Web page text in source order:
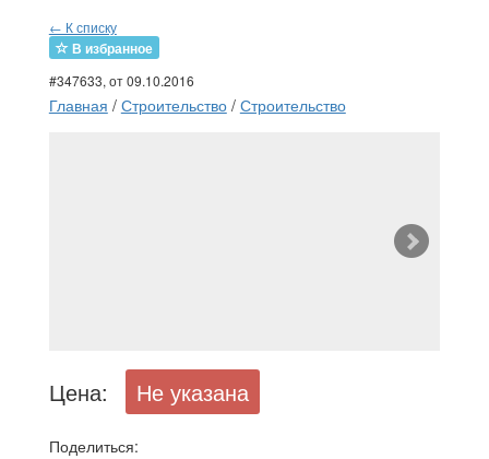
← К списку
В избранное
#347633, от 09.10.2016
Главная / Строительство/ Строительство
Цена: Не указана
Поделиться: